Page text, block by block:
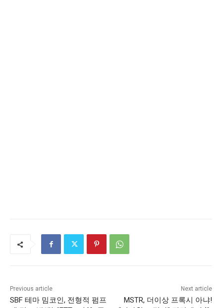
Previous article
SBF 테마 밈코인, 전형적 펌프
Next article
MSTR, 더이상 프록시 아냐!